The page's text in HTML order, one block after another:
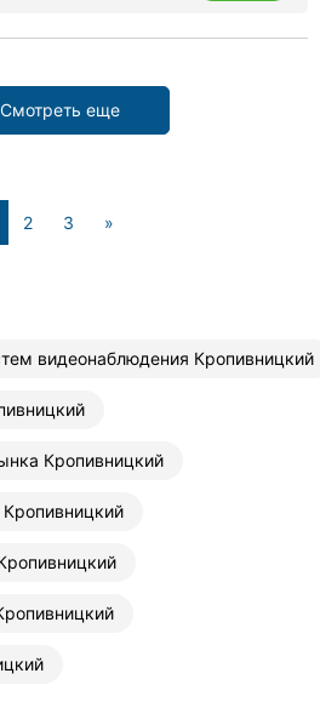
Смотреть еще
(current)
2 3 »
видеонаблюдения Кропивницкий
Кропивницкий